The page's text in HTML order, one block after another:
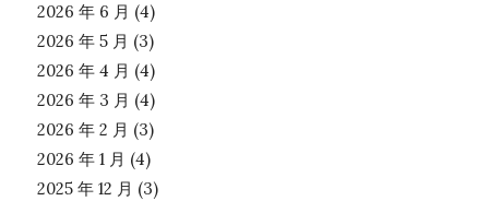
2026 年 6 月 (4)
2026 年 5 月 (3)
2026 年 4 月 (4)
2026 年 3 月 (4)
2026 年 2 月 (3)
2026 年 1 月 (4)
2025 年 12 月 (3)